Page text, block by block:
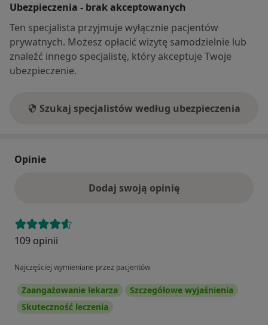
Ubezpieczenia - brak akceptowanych
Ten specjalista przyjmuje wyłącznie pacjentów
prywatnych. Możesz opłacić wizytę samodzielnie lub
znaleźć innego specjalistę, który akceptuje Twoje
ubezpieczenie.
Szukaj specjalistów według ubezpieczenia
Opinie
Dodaj swoją opinię
109 opinii
Najczęściej wymieniane przez pacjentów
Zaangażowanie lekarza
Szczegółowe wyjaśnienia
Skuteczność leczenia